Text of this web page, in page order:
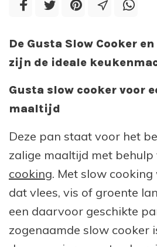
De Gusta Slow Cooker
zijn de ideale
Gusta slow cooker voor
maaltijd
Deze pan staat voor het
zalige maaltijd met behulp
cooking. Met slow
dat vlees, vis of groente
een daarvoor geschikte
zogenaamde slow cooker